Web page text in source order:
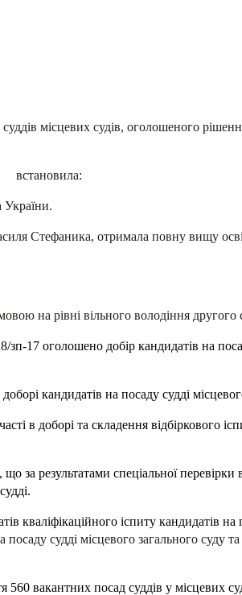
місцевих судів, оголошеного
встановила:
Стефаника, отримала повну вищу
на рівні вільного володіння другого
17 оголошено добір кандидатів на
кандидатів на посаду судді
в доборі та складення відбіркового
за результатами спеціальної
кваліфікаційного іспиту кандидатів на
судді місцевого загального суду та
вакантних посад суддів у місцевих